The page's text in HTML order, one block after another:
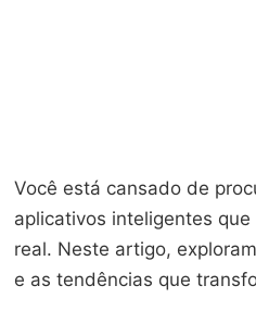
Você está cansado de
aplicativos inteligentes
real. Neste artigo,
e as tendências que